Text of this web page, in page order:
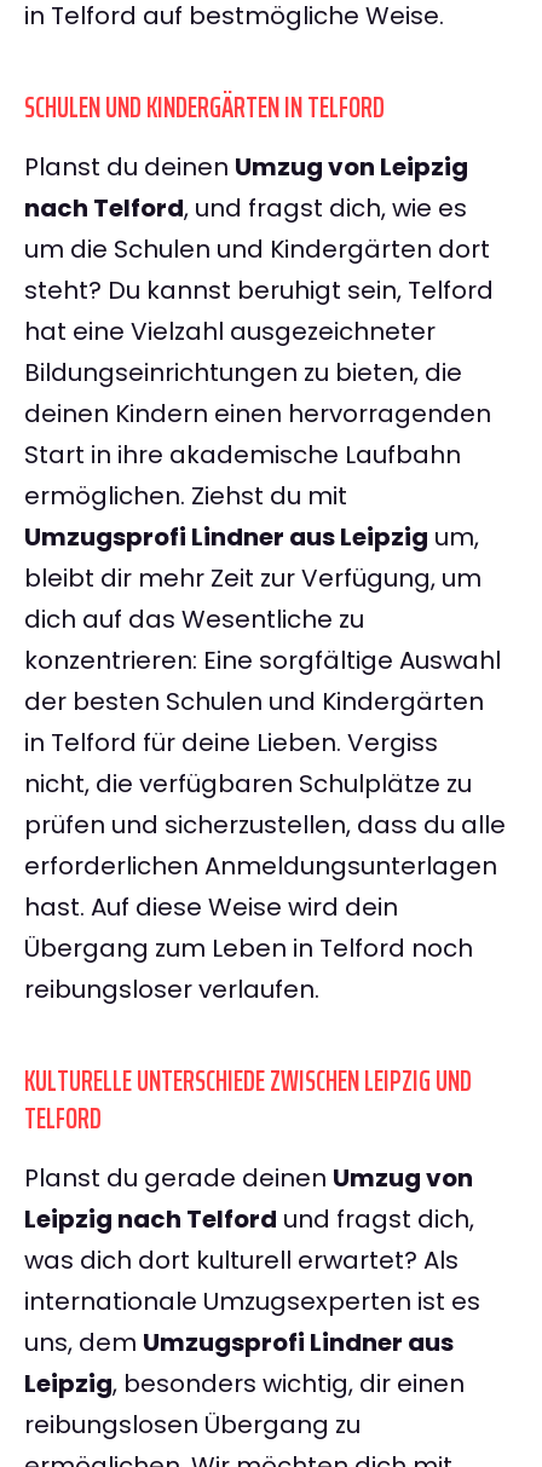
in Telford auf bestmögliche Weise.
SCHULEN UND KINDERGÄRTEN IN TELFORD
Planst du deinen Umzug von Leipzig
nach Telford, und fragst dich, wie es
um die Schulen und Kindergärten dort
steht? Du kannst beruhigt sein, Telford
hat eine Vielzahl ausgezeichneter
Bildungseinrichtungen zu bieten, die
deinen Kindern einen hervorragenden
Start in ihre akademische Laufbahn
ermöglichen. Ziehst du mit
Umzugsprofi Lindner aus Leipzig um,
bleibt dir mehr Zeit zur Verfügung, um
dich auf das Wesentliche zu
konzentrieren: Eine sorgfältige Auswahl
der besten Schulen und Kindergärten
in Telford für deine Lieben. Vergiss
nicht, die verfügbaren Schulplätze zu
prüfen und sicherzustellen, dass du alle
erforderlichen Anmeldungsunterlagen
hast. Auf diese Weise wird dein
Übergang zum Leben in Telford noch
reibungsloser verlaufen.
KULTURELLE UNTERSCHIEDE ZWISCHEN LEIPZIG UND
TELFORD
Planst du gerade deinen Umzug von
Leipzig nach Telford und fragst dich,
was dich dort kulturell erwartet? Als
internationale Umzugsexperten ist es
uns, dem Umzugsprofi Lindner aus
Leipzig, besonders wichtig, dir einen
reibungslosen Übergang zu